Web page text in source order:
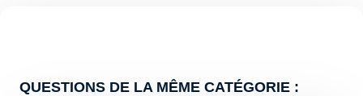
QUESTIONS DE LA MÊME CATÉGORIE :